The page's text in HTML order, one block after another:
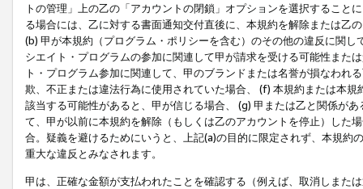
トの管理」上の乙の「アカウントの閉鎖」オプションを選択するこ
る場合には、乙に対する書面通知交付直後に、本規約を解除または乙
(b) 甲が本規約（プログラム・ポリシーを含む）のその他の違反に関
シエイト・プログラムの参加に関連して甲が請求を受ける可能性また
ト・プログラム参加に関連して、甲のブランドまたは名誉が損なわれ
欺、不正または違法行為に使用されていた場合、 (f) 本規約または本
該当する可能性があると、甲が信じる場合、 (g) 甲または乙と関係が
て、甲が以前に本規約を解除（もしくは乙のアカウントを停止）した
合。疑義を避けるためにいうと、上記(a)の目的に限定されず、本規
重大な違反とみなされます。
甲は、正確な金額が支払われたことを確認する（例えば、取消しまた